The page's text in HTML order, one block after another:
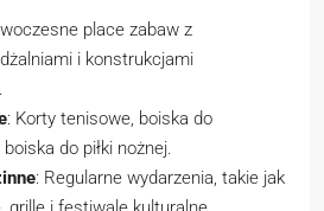
place zabaw z
i konstrukcjami
: Korty tenisowe, boiska do
do piłki nożnej.
: Regularne wydarzenia, takie jak